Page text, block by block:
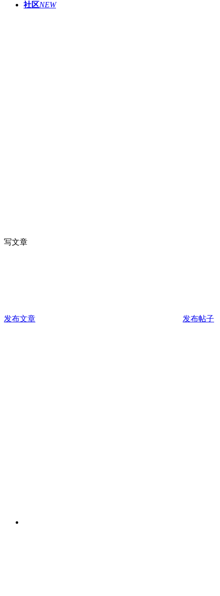
社区NEW
写文章
发布文章 发布帖子